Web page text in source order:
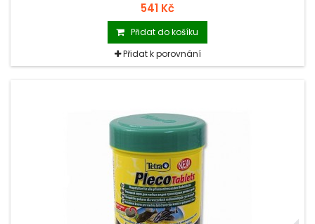
541 Kč
Přidat do košíku
Přidat k porovnání